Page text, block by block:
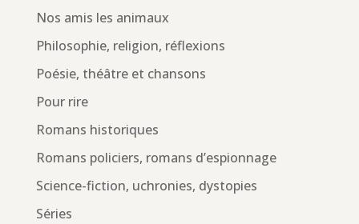
Nos amis les animaux
Philosophie, religion, réflexions
Poésie, théâtre et chansons
Pour rire
Romans historiques
Romans policiers, romans d’espionnage
Science-fiction, uchronies, dystopies
Séries